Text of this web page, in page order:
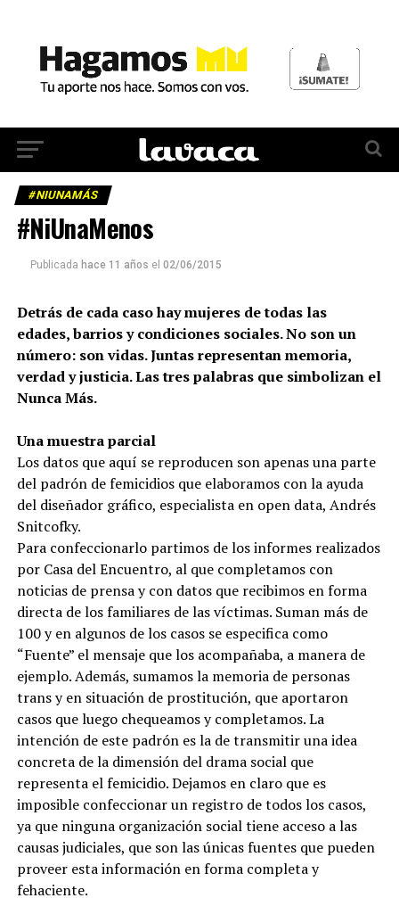
#NIUNAMÁS
#NiUnaMenos
Publicada hace 11 años el 02/06/2015
Detrás de cada caso hay mujeres de todas las
edades, barrios y condiciones sociales. No son un
número: son vidas. Juntas representan memoria,
verdad y justicia. Las tres palabras que simbolizan el
Nunca Más.
Una muestra parcial
Los datos que aquí se reproducen son apenas una parte
del padrón de femicidios que elaboramos con la ayuda
del diseñador gráfico, especialista en open data, Andrés
Snitcofky.
Para confeccionarlo partimos de los informes realizados
por Casa del Encuentro, al que completamos con
noticias de prensa y con datos que recibimos en forma
directa de los familiares de las víctimas. Suman más de
100 y en algunos de los casos se especifica como
“Fuente” el mensaje que los acompañaba, a manera de
ejemplo. Además, sumamos la memoria de personas
trans y en situación de prostitución, que aportaron
casos que luego chequeamos y completamos. La
intención de este padrón es la de transmitir una idea
concreta de la dimensión del drama social que
representa el femicidio. Dejamos en claro que es
imposible confeccionar un registro de todos los casos,
ya que ninguna organización social tiene acceso a las
causas judiciales, que son las únicas fuentes que pueden
proveer esta información en forma completa y
fehaciente.